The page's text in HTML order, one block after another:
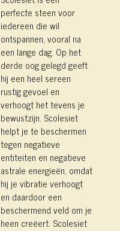
perfecte steen voor
iedereen die wil
ontspannen, vooral na
een lange dag. Op het
derde oog gelegd geeft
hij een heel sereen
rustig gevoel en
verhoogt het tevens je
bewustzijn. Scolesiet
helpt je te beschermen
tegen negatieve
entiteiten en negatieve
astrale energieën, omdat
hij je vibratie verhoogt
en daardoor een
beschermend veld om je
heen creëert. Scolesiet